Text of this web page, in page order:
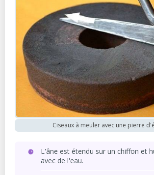
Ciseaux à meuler avec une pierre
L'âne est étendu sur un chiffon et
avec de l'eau.